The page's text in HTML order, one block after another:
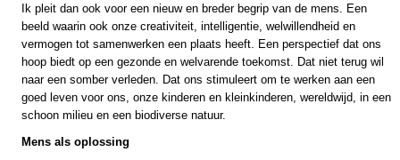
Ik pleit dan ook voor een nieuw en breder begrip van de mens. Een
beeld waarin ook onze creativiteit, intelligentie, welwillendheid en
vermogen tot samenwerken een plaats heeft. Een perspectief dat ons
hoop biedt op een gezonde en welvarende toekomst. Dat niet terug wil
naar een somber verleden. Dat ons stimuleert om te werken aan een
goed leven voor ons, onze kinderen en kleinkinderen, wereldwijd, in een
schoon milieu en een biodiverse natuur.
Mens als oplossing